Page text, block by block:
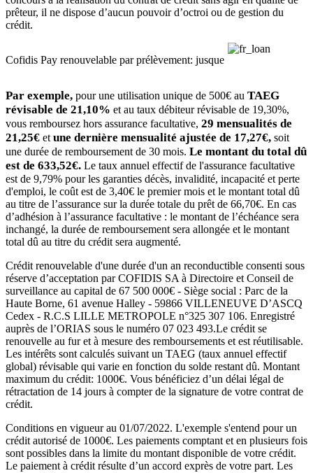
prêteur, il ne dispose d’aucun pouvoir d’octroi ou de gestion du
crédit.
Cofidis Pay renouvelable par prélèvement: jusque
Par exemple, pour une utilisation unique de 500€ au TAEG
révisable de 21,10% et au taux débiteur révisable de 19,30%,
vous remboursez hors assurance facultative, 29 mensualités de
21,25€ etune dernière mensualité ajustée de 17,27€, soit
une durée de remboursement de 30 mois. Le montant du total dû
est de 633,52€. Le taux annuel effectif de l'assurance facultative
est de 9,79% pour les garanties décès, invalidité, incapacité et perte
d'emploi, le coût est de 3,40€ le premier mois et le montant total dû
au titre de l’assurance sur la durée totale du prêt de 66,70€. En cas
d’adhésion à l’assurance facultative : le montant de l’échéance sera
inchangé, la durée de remboursement sera allongée et le montant
total dû au titre du crédit sera augmenté.
Crédit renouvelable d'une durée d'un an reconductible consenti sous
réserve d’acceptation par COFIDIS SA à Directoire et Conseil de
surveillance au capital de 67 500 000€ - Siège social : Parc de la
Haute Borne, 61 avenue Halley - 59866 VILLENEUVE D’ASCQ
Cedex - R.C.S LILLE METROPOLE n°325 307 106. Enregistré
auprès de l’ORIAS sous le numéro 07 023 493.Le crédit se
renouvelle au fur et à mesure des remboursements et est réutilisable.
Les intérêts sont calculés suivant un TAEG (taux annuel effectif
global) révisable qui varie en fonction du solde restant dû. Montant
maximum du crédit: 1000€. Vous bénéficiez d’un délai légal de
rétractation de 14 jours à compter de la signature de votre contrat de
crédit.
Conditions en vigueur au 01/07/2022. L'exemple s'entend pour un
crédit autorisé de 1000€. Les paiements comptant et en plusieurs fois
sont possibles dans la limite du montant disponible de votre crédit.
Le paiement à crédit résulte d’un accord exprès de votre part. Les